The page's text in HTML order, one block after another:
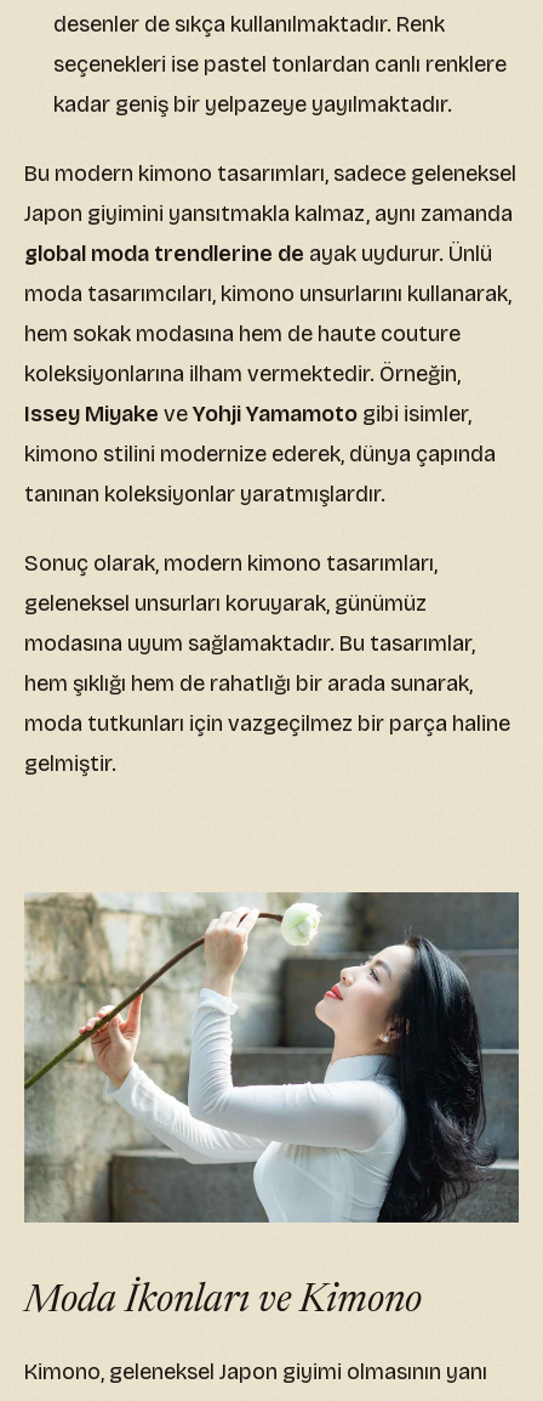
desenler de sıkça kullanılmaktadır. Renk
seçenekleri ise pastel tonlardan canlı renklere
kadar geniş bir yelpazeye yayılmaktadır.
Bu modern kimono tasarımları, sadece geleneksel
Japon giyimini yansıtmakla kalmaz, aynı zamanda
global moda trendlerine de ayak uydurur. Ünlü
moda tasarımcıları, kimono unsurlarını kullanarak,
hem sokak modasına hem de haute couture
koleksiyonlarına ilham vermektedir. Örneğin,
Issey Miyake veYohji Yamamoto gibi isimler,
kimono stilini modernize ederek, dünya çapında
tanınan koleksiyonlar yaratmışlardır.
Sonuç olarak, modern kimono tasarımları,
geleneksel unsurları koruyarak, günümüz
modasına uyum sağlamaktadır. Bu tasarımlar,
hem şıklığı hem de rahatlığı bir arada sunarak,
moda tutkunları için vazgeçilmez bir parça haline
gelmiştir.
Moda İkonları ve Kimono
Kimono, geleneksel Japon giyimi olmasının yanı